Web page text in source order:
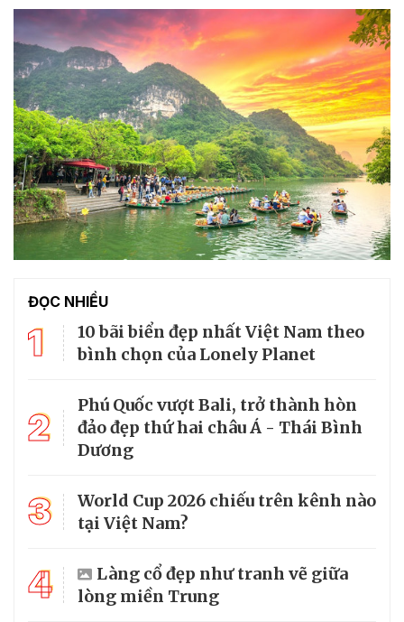
ĐỌC NHIỀU
1
10 bãi biển đẹp nhất Việt Nam theo
bình chọn của Lonely Planet
2
Phú Quốc vượt Bali, trở thành hòn
đảo đẹp thứ hai châu Á - Thái Bình
Dương
3
World Cup 2026 chiếu trên kênh nào
tại Việt Nam?
4
Làng cổ đẹp như tranh vẽ giữa
lòng miền Trung